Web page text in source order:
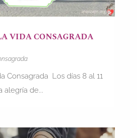
VIDA CONSAGRADA
Consagrada Los días 8 al 11
de...